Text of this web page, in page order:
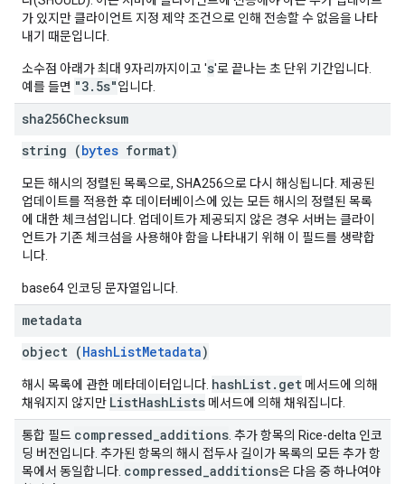
가 있지만 클라이언트 지정 제약 조건으로 인해 전송할 수 없음을 나타
내기 때문입니다.
소수점 아래가 최대 9자리까지이고 's'로 끝나는 초 단위 기간입니다.
예를 들면 "3.5s"입니다.
sha256Checksum
string (bytes format)
모든 해시의 정렬된 목록으로, SHA256으로 다시 해싱됩니다. 제공된
업데이트를 적용한 후 데이터베이스에 있는 모든 해시의 정렬된 목록
에 대한 체크섬입니다. 업데이트가 제공되지 않은 경우 서버는 클라이
언트가 기존 체크섬을 사용해야 함을 나타내기 위해 이 필드를 생략합
니다.
base64 인코딩 문자열입니다.
metadata
object (HashListMetadata)
해시 목록에 관한 메타데이터입니다. hashList.get 메서드에 의해
채워지지 않지만 ListHashLists 메서드에 의해 채워집니다.
통합 필드 compressed additions . 추가 항목의 Rice-delta 인코
딩 버전입니다. 추가된 항목의 해시 접두사 길이가 목록의 모든 추가 항
목에서 동일합니다. compressed additions은 다음 중 하나여야